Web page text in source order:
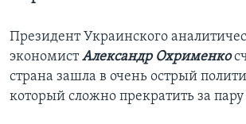
Президент Украинского
экономистАлександр Охрименко
страна зашла в очень острый
который сложно прекратить за